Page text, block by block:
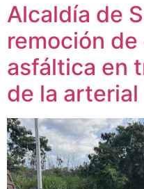
Alcaldía de
remoción
asfáltica en
de la arterial